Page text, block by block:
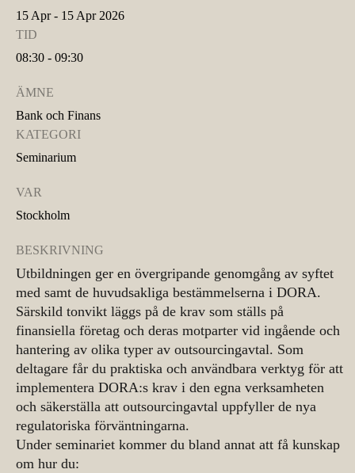
15 Apr - 15 Apr 2026
TID
08:30 - 09:30
ÄMNE
Bank och Finans
KATEGORI
Seminarium
VAR
Stockholm
BESKRIVNING
Utbildningen ger en övergripande genomgång av syftet
med samt de huvudsakliga bestämmelserna i DORA.
Särskild tonvikt läggs på de krav som ställs på
finansiella företag och deras motparter vid ingående och
hantering av olika typer av outsourcingavtal. Som
deltagare får du praktiska och användbara verktyg för att
implementera DORA:s krav i den egna verksamheten
och säkerställa att outsourcingavtal uppfyller de nya
regulatoriska förväntningarna.
Under seminariet kommer du bland annat att få kunskap
om hur du: